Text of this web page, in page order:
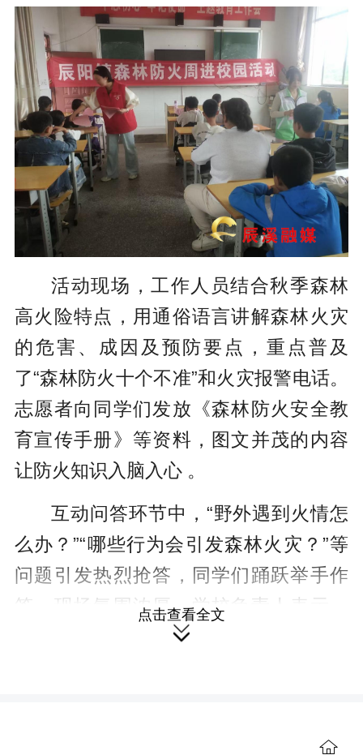
活动现场，工作人员结合秋季森林
高火险特点，用通俗语言讲解森林火灾
的危害、成因及预防要点，重点普及
了“森林防火十个不准”和火灾报警电话。
志愿者向同学们发放《森林防火安全教
育宣传手册》等资料，图文并茂的内容
让防火知识入脑入心 。
互动问答环节中，“野外遇到火情怎
么办？”“哪些行为会引发森林火灾？”等
问题引发热烈抢答，同学们踊跃举手作
答，现场氛围浓厚。学校负责人表示，
活动让师生掌握了实用防火技能，更通
此次活动为校园筑起生态安全屏
点击查看全文
